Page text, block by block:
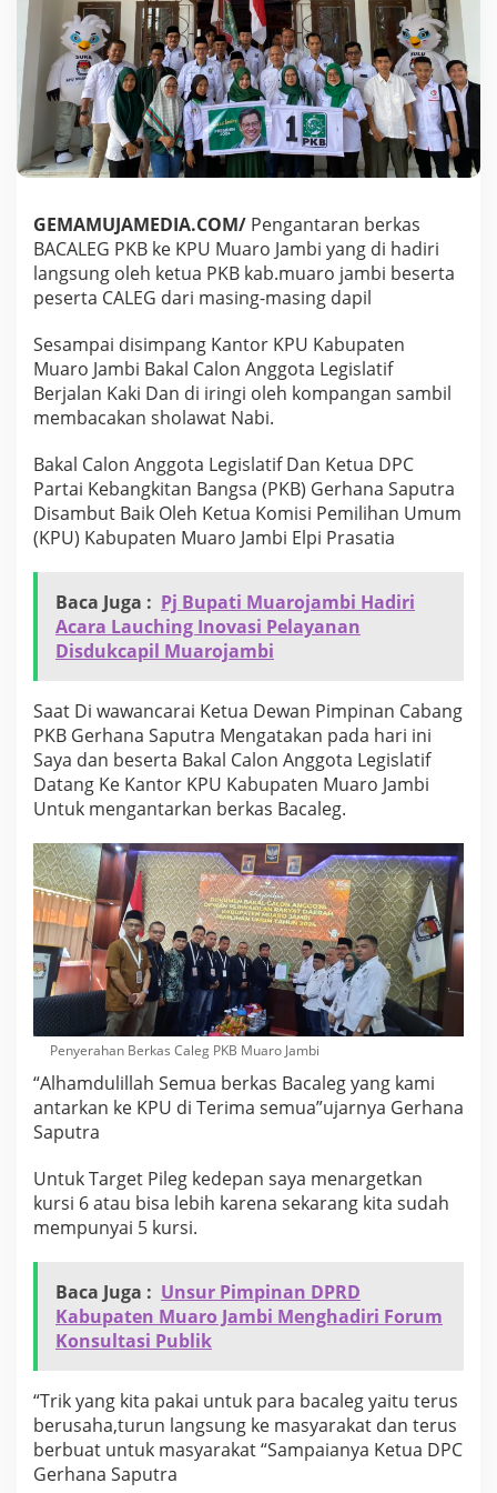
t
k
a
n
K
u
r
s
i
t
u
a
P
D
M
u
a
r
J
a
m
b
i
GEMAMUJAMEDIA.COM/ Pengantaran berkas
BACALEG PKB ke KPU Muaro Jambi yang di hadiri
langsung oleh ketua PKB kab.muaro jambi beserta
peserta CALEG dari masing-masing dapil
Sesampai disimpang Kantor KPU Kabupaten
Muaro Jambi Bakal Calon Anggota Legislatif
Berjalan Kaki Dan di iringi oleh kompangan sambil
membacakan sholawat Nabi.
Bakal Calon Anggota Legislatif Dan Ketua DPC
Partai Kebangkitan Bangsa (PKB) Gerhana Saputra
Disambut Baik Oleh Ketua Komisi Pemilihan Umum
(KPU) Kabupaten Muaro Jambi Elpi Prasatia
Baca Juga : Pj Bupati Muarojambi Hadiri
Acara Lauching Inovasi Pelayanan
Disdukcapil Muarojambi
Saat Di wawancarai Ketua Dewan Pimpinan Cabang
PKB Gerhana Saputra Mengatakan pada hari ini
Saya dan beserta Bakal Calon Anggota Legislatif
Datang Ke Kantor KPU Kabupaten Muaro Jambi
Untuk mengantarkan berkas Bacaleg.
Penyerahan Berkas Caleg PKB Muaro Jambi
“Alhamdulillah Semua berkas Bacaleg yang kami
antarkan ke KPU di Terima semua”ujarnya Gerhana
Saputra
Untuk Target Pileg kedepan saya menargetkan
kursi 6 atau bisa lebih karena sekarang kita sudah
mempunyai 5 kursi.
Baca Juga : Unsur Pimpinan DPRD
Kabupaten Muaro Jambi Menghadiri Forum
Konsultasi Publik
“Trik yang kita pakai untuk para bacaleg yaitu terus
berusaha,turun langsung ke masyarakat dan terus
berbuat untuk masyarakat “Sampaianya Ketua DPC
Gerhana Saputra